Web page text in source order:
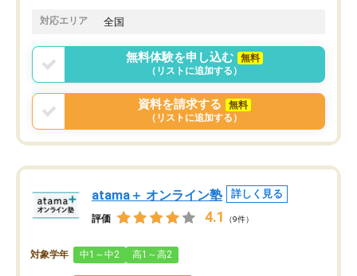
対応エリア 全国
無料体験を申し込む
無料
（リストに追加する）
資料を請求する
無料
（リストに追加する）
atama＋ オンライン塾 詳しく見る
評価 4.1 （9件）
対象学年 中1～中2 高1～高2